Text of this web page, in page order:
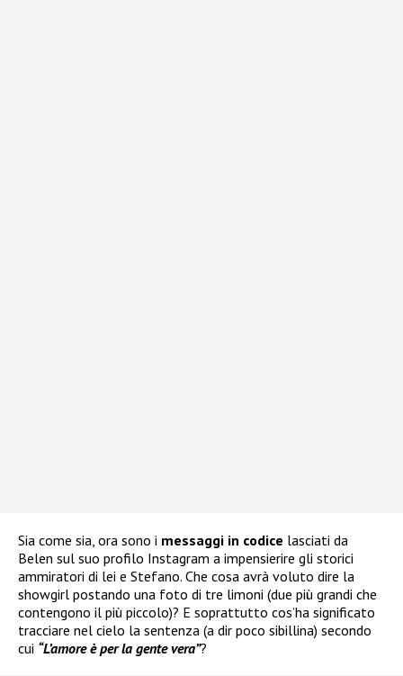
Sia come sia, ora sono i messaggi in codice lasciati da
Belen sul suo profilo Instagram a impensierire gli storici
ammiratori di lei e Stefano. Che cosa avrà voluto dire la
showgirl postando una foto di tre limoni (due più grandi che
contengono il più piccolo)? E soprattutto cos’ha significato
tracciare nel cielo la sentenza (a dir poco sibillina) secondo
cui “L’amore è per la gente vera”?